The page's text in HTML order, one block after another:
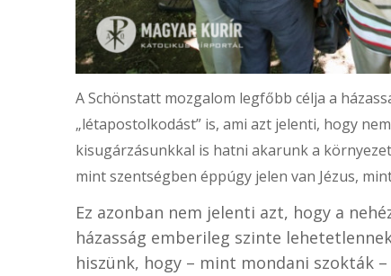
A Schönstatt mozgalom legfőbb célja a
„létapostolkodást” is, ami azt jelenti, hogy
kisugárzásunkkal is hatni akarunk a
mint szentségben éppúgy jelen van Jézus,
Ez azonban nem jelenti azt, hogy a
házasság emberileg szinte
hiszünk, hogy – mint mondani szokták